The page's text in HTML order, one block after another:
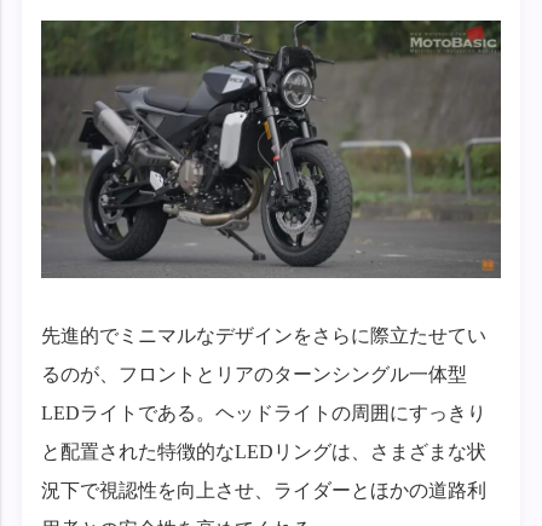
先進的でミニマルなデザインをさらに際立たせてい
るのが、フロントとリアのターンシングル一体型
LEDライトである。ヘッドライトの周囲にすっきり
と配置された特徴的なLEDリングは、さまざまな状
況下で視認性を向上させ、ライダーとほかの道路利